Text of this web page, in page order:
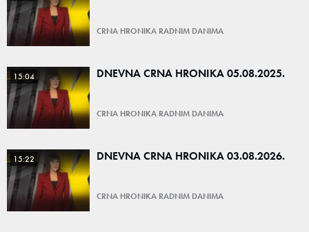
CRNA HRONIKA RADNIM DANIMA
15:04 DNEVNA CRNA HRONIKA 05.08.2025.
CRNA HRONIKA RADNIM DANIMA
15:22 DNEVNA CRNA HRONIKA 03.08.2026.
CRNA HRONIKA RADNIM DANIMA